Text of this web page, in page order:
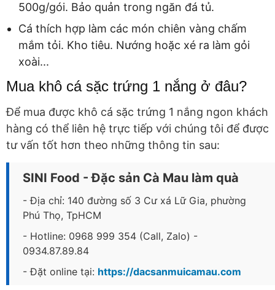
500g/gói. Bảo quản trong ngăn đá tủ.
Cá thích hợp làm các món chiên vàng chấm
mắm tỏi. Kho tiêu. Nướng hoặc xé ra làm gỏi
xoài...
Mua khô cá sặc trứng 1 nắng ở đâu?
Để mua được khô cá sặc trứng 1 nắng ngon khách
hàng có thể liên hệ trực tiếp với chúng tôi để được
tư vấn tốt hơn theo những thông tin sau:
SINI Food - Đặc sản Cà Mau làm quà
- Địa chỉ: 140 đường số 3 Cư xá Lữ Gia, phường
Phú Thọ, TpHCM
- Hotline: 0968 999 354 (Call, Zalo) -
0934.87.89.84
- Đặt online tại: https://dacsanmuicamau.com